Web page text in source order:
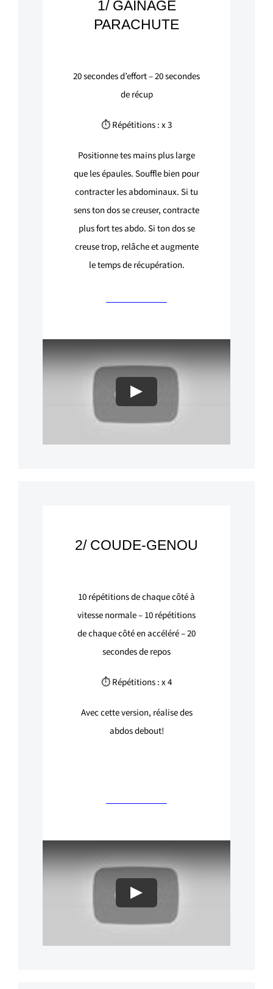
1/ GAINAGE
PARACHUTE
20secondes d’effort –20secondes
de récup
⏱ Répétitions : x 3
Positionne tes mains plus large
que les épaules. Souffle bien pour
contracter les abdominaux. Si tu
sens ton dos se creuser, contracte
plus fort tes abdo. Si ton dos se
creuse trop, relâche et augmente
le temps de récupération.
Play
2/ COUDE-GENOU
10 répétitions de chaque côté à
vitesse normale – 10 répétitions
de chaque côté en accéléré –20
secondes de repos
⏱ Répétitions : x 4
Avec cette version, réalise des
abdos debout!
Play